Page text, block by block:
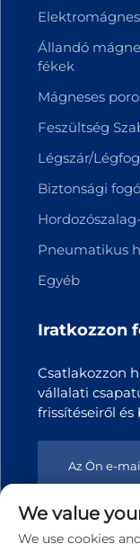
Állandó
fékek
Mágneses
Feszültség
Légszár/
Biztonsági fogó
Pneumatikus
Egyéb
Iratkozzon
Csatlakozzon
vállalati
frissítéseiről
Copyright © 2025
We value
We use cookies